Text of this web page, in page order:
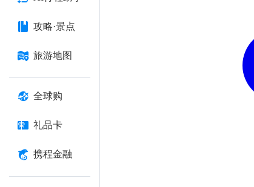
攻略·景点
旅游地图
全球购
礼品卡
携程金融